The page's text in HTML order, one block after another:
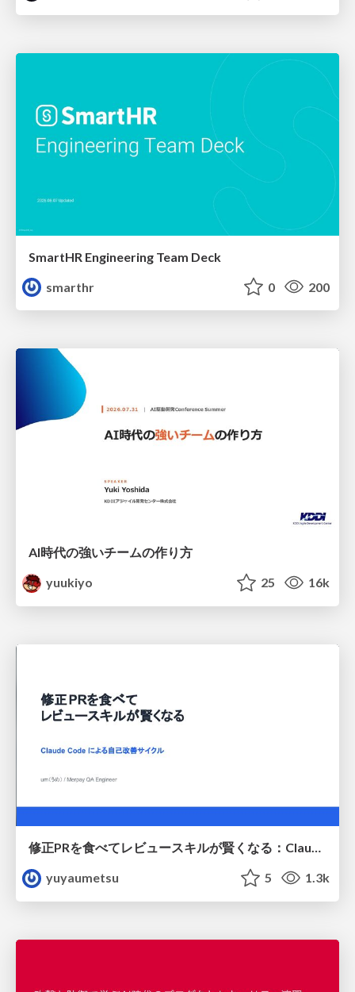
SmartHR Engineering Team Deck
smarthr
0 200
AI時代の強いチームの作り方
yuukiyo
25 16k
修正PRを食べてレビュースキルが賢くなる：Claude Codeによる自己改善サイクル
yuyaumetsu
5 1.3k